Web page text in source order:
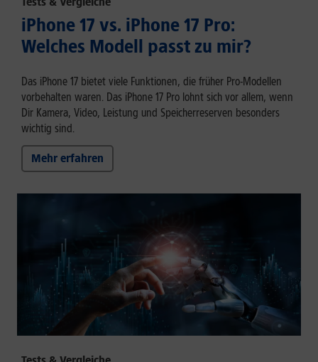
iPhone 17 vs. iPhone 17 Pro:
Welches Modell passt zu mir?
Das iPhone 17 bietet viele Funktionen, die früher Pro-Modellen
vorbehalten waren. Das iPhone 17 Pro lohnt sich vor allem, wenn
Dir Kamera, Video, Leistung und Speicherreserven besonders
wichtig sind.
Mehr erfahren